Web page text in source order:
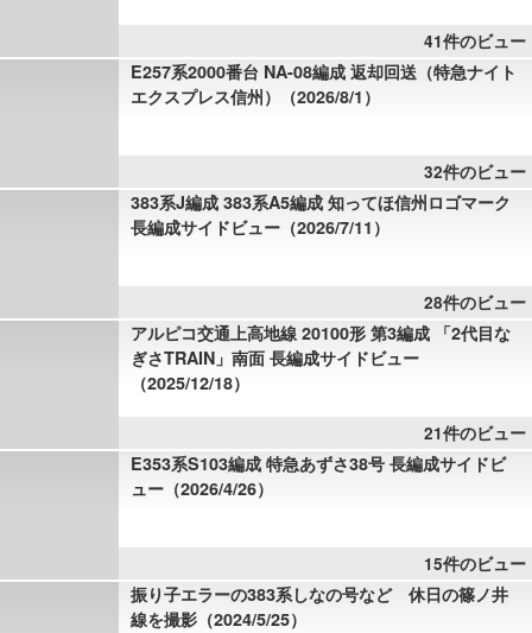
41件のビュー
E257系2000番台 NA-08編成 返却回送（特急ナイト
エクスプレス信州）（2026/8/1）
32件のビュー
383系J編成 383系A5編成 知ってほ信州ロゴマーク
長編成サイドビュー（2026/7/11）
28件のビュー
アルピコ交通上高地線 20100形 第3編成 「2代目な
ぎさTRAIN」南面 長編成サイドビュー
（2025/12/18）
21件のビュー
E353系S103編成 特急あずさ38号 長編成サイドビ
ュー（2026/4/26）
15件のビュー
振り子エラーの383系しなの号など 休日の篠ノ井
線を撮影（2024/5/25）